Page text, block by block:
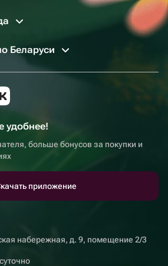
Беларуси
удобнее!
больше бонусов за покупки и
приложение
набережная, д. 9, помещение 2/3